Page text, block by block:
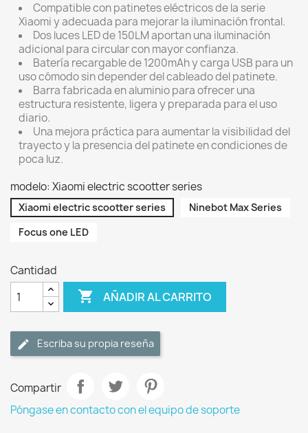
Compatible con patinetes eléctricos de la serie
Xiaomi y adecuada para mejorar la iluminación frontal.
Dos luces LED de 150LM aportan una iluminación
adicional para circular con mayor confianza.
Batería recargable de 1200mAh y carga USB para un
uso cómodo sin depender del cableado del patinete.
Barra fabricada en aluminio para ofrecer una
estructura resistente, ligera y preparada para el uso
diario.
Una mejora práctica para aumentar la visibilidad del
trayecto y la presencia del patinete en condiciones de
poca luz.
modelo: Xiaomi electric scootter series
Xiaomi electric scootter series
Ninebot Max Series
Focus one LED
Cantidad
 AÑADIR AL CARRITO
Escriba su propia reseña
Compartir
Póngase en contacto con el equipo de soporte